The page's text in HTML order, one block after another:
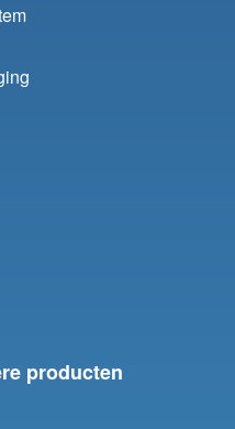
producten